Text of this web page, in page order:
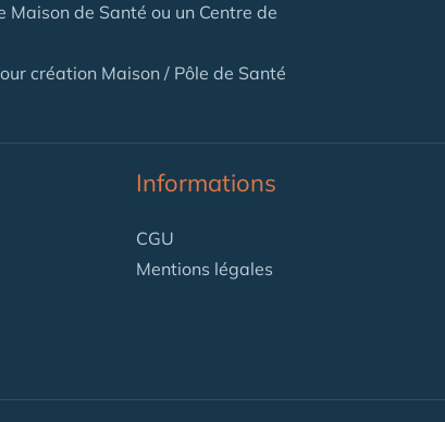
Maisonde Santé ou un Centre de
création Maison / Pôle de Santé
Informations
CGU
Mentions légales